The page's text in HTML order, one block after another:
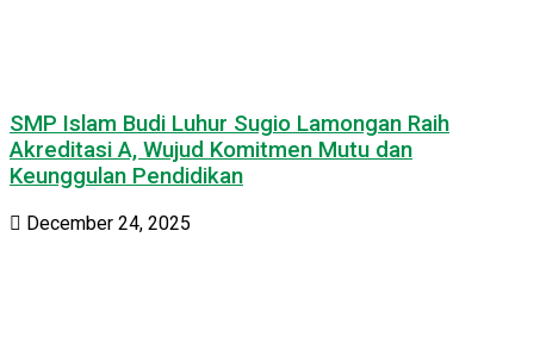
SMP Islam Budi Luhur Sugio Lamongan Raih
Akreditasi A, Wujud Komitmen Mutu dan
Keunggulan Pendidikan
December 24, 2025